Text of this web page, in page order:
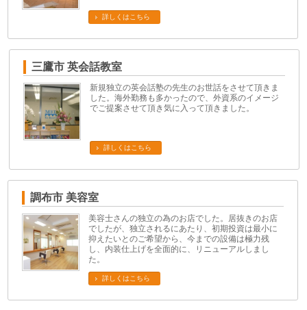
詳しくはこちら
三鷹市 英会話教室
新規独立の英会話塾の先生のお世話をさせて頂きま
した。海外勤務も多かったので、外資系のイメージ
でご提案させて頂き気に入って頂きました。
詳しくはこちら
調布市 美容室
美容士さんの独立の為のお店でした。居抜きのお店
でしたが、独立されるにあたり、初期投資は最小に
抑えたいとのご希望から、今までの設備は極力残
し、内装仕上げを全面的に、リニューアルしまし
た。
詳しくはこちら